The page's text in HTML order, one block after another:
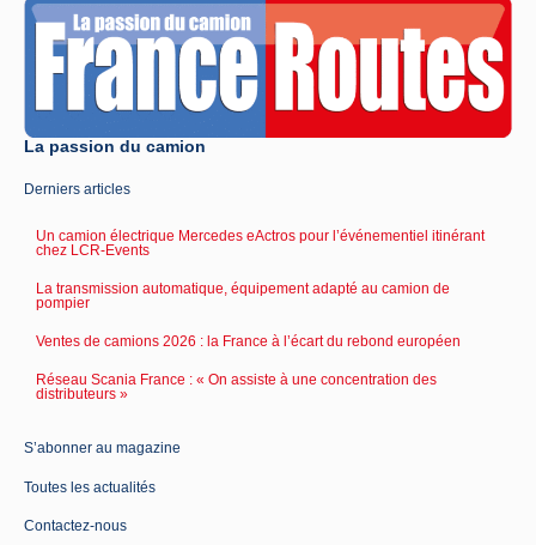
La passion du camion
Derniers articles
Un camion électrique Mercedes eActros pour l’événementiel itinérant
chez LCR-Events
La transmission automatique, équipement adapté au camion de
pompier
Ventes de camions 2026 : la France à l’écart du rebond européen
Réseau Scania France : « On assiste à une concentration des
distributeurs »
S’abonner au magazine
Toutes les actualités
Contactez-nous